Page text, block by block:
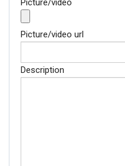
Picture/video
Picture/video url
Description